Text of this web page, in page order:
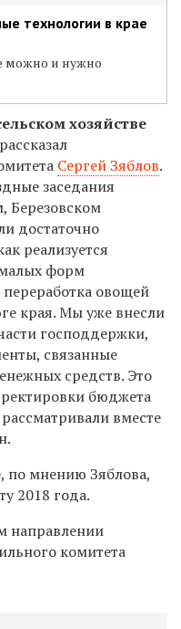
технологии в крае
можно и нужно
хозяйстве
Сергей Зяблов.
заседания
Березовском
достаточно
реализуется
форм
переработка овощей
края. Мы уже внесли
господдержки,
связанные
средств. Это
бюджета
вместе
по мнению Зяблова,
2018 года.
направлении
комитета